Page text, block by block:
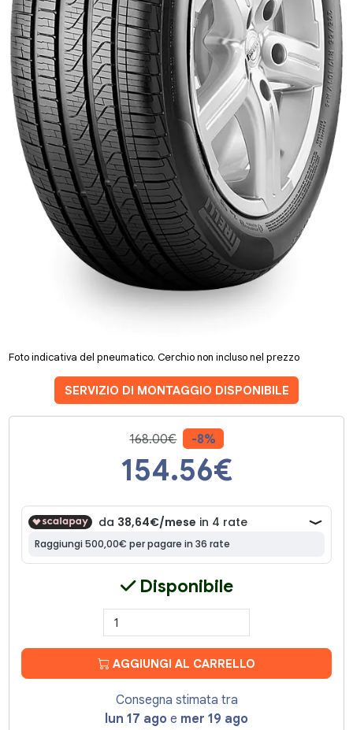
Foto indicativa del pneumatico. Cerchio non incluso nel prezzo
SERVIZIO DI MONTAGGIO DISPONIBILE
168.00€ -8%
154.56€
Disponibile
AGGIUNGI AL CARRELLO
Consegna stimata tra
lun 17 ago e mer 19 ago